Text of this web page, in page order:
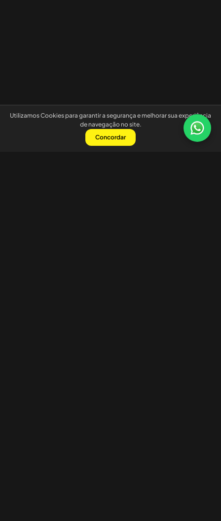
Utilizamos Cookies para garantir a segurança e melhorar sua experiência
de navegação no site.
Concordar